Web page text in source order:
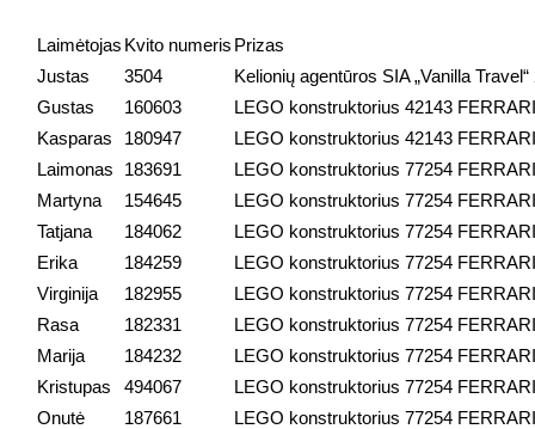
Laimėtojas Kvito numeris Prizas
Justas
3504
Kelionių agentūros SIA „Vanilla
Gustas
160603
LEGO konstruktorius 42143
Kasparas
180947
LEGO konstruktorius 42143
Laimonas
183691
LEGO konstruktorius 77254
Martyna
154645
LEGO konstruktorius 77254
Tatjana
184062
LEGO konstruktorius 77254
Erika
184259
LEGO konstruktorius 77254
Virginija
182955
LEGO konstruktorius 77254
Rasa
182331
LEGO konstruktorius 77254
Marija
184232
LEGO konstruktorius 77254
Kristupas
494067
LEGO konstruktorius 77254
Onutė
187661
LEGO konstruktorius 77254